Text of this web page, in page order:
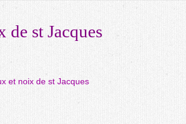
de st Jacques